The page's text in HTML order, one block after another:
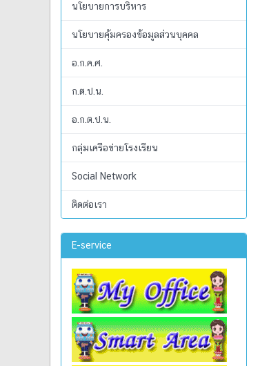
นโยบายการบริหาร
นโยบายคุ้มครองข้อมูลส่วนบุคคล
อ.ก.ค.ศ.
ก.ต.ป.น.
อ.ก.ต.ป.น.
กลุ่มเครือข่ายโรงเรียน
Social Network
ติดต่อเรา
E-service